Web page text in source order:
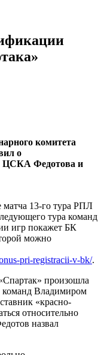
комитета
о
ЦСКА Федотова и
13-го тура РПЛ
тура команд
игр покажет БК
можно
pri-registracii-v-bk/.
произошла
команд Владимиром
«красно-
относительно
назвал